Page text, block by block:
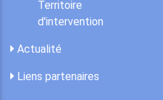
Territoire
d'intervention
Actualité
Liens partenaires